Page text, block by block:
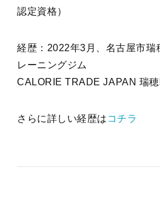
認定資格）
経歴：2022年3月、名古屋市瑞
レーニングジム
CALORIE TRADE JAPAN 瑞穂
さらに詳しい経歴は コチラ